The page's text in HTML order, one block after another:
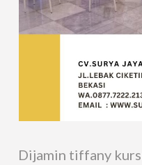
Dijamin tiffany